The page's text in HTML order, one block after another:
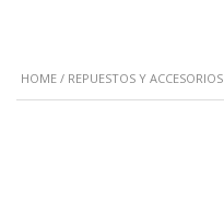
HOME / REPUESTOS Y ACCESORIOS